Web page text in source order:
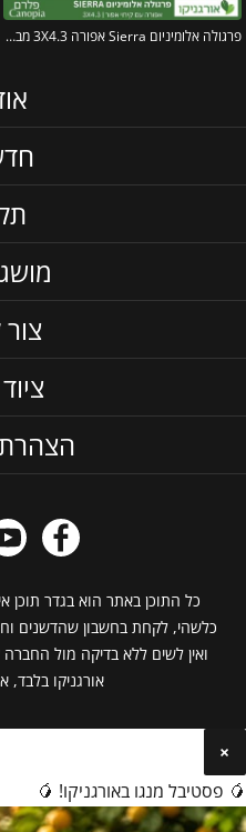
פרגולה אלומיניום Sierra אפורה 3X4.3 מבית פלרם – Canopia
כל התוכן באתר הוא בגדר תוכן
כלשהי, לקחת בחשבון שהדשנים
ואין לשים ללא בדיקה מול
אורגניקו בלבד,
×
🥭 פסטיבל מנגו באורגניקו! 🥭